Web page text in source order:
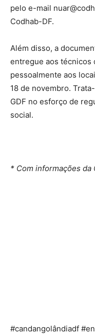
pelo e-mail
Codhab-DF.
Além disso, a
entregue aos técnicos
pessoalmente aos
18 de novembro.
GDF no esforço de
social.
* Com informações da
#candangolândiadf